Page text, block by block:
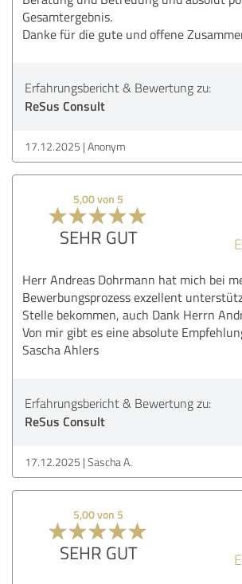
Gesamtergebnis.
Danke für die gute und offene
Erfahrungsbericht & Bewertung zu:
ReSus Consult
17.12.2025 Anonym
5,00 von 5
SEHR GUT
Herr Andreas Dohrmann hat mich bei
Bewerbungsprozess exzellent
Stelle bekommen, auch Dank Herrn
Von mir gibt es eine absolute
Sascha Ahlers
Erfahrungsbericht & Bewertung zu:
ReSus Consult
17.12.2025 Sascha A.
5,00 von 5
SEHR GUT